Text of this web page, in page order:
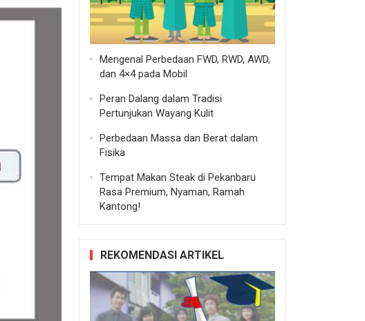
Mengenal Perbedaan FWD, RWD, AWD,
dan 4×4 pada Mobil
Peran Dalang dalam Tradisi
Pertunjukan Wayang Kulit
Perbedaan Massa dan Berat dalam
Fisika
Tempat Makan Steak di Pekanbaru
Rasa Premium, Nyaman, Ramah
Kantong!
REKOMENDASI ARTIKEL